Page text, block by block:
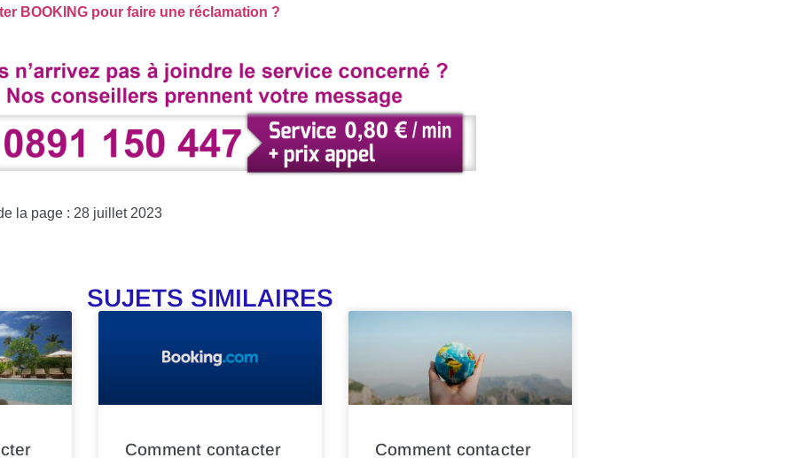
BOOKING pour faire une réclamation ?
la page : 28 juillet 2023
SUJETS SIMILAIRES
Comment contacter Comment contacter